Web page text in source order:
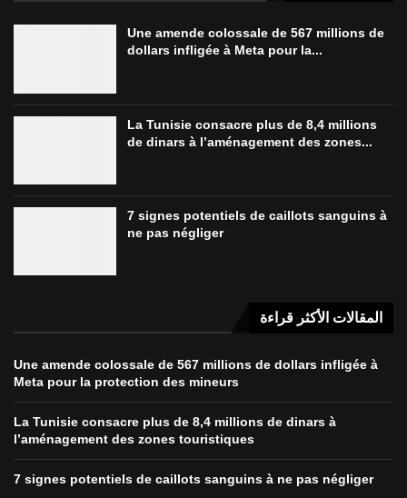
Une amende colossale de 567 millions de
dollars infligée à Meta pour la...
La Tunisie consacre plus de 8,4 millions
de dinars à l’aménagement des zones...
7 signes potentiels de caillots sanguins à
ne pas négliger
المقالات الأكثر قراءة
Une amende colossale de 567 millions de dollars infligée à
Meta pour la protection des mineurs
La Tunisie consacre plus de 8,4 millions de dinars à
l’aménagement des zones touristiques
7 signes potentiels de caillots sanguins à ne pas négliger